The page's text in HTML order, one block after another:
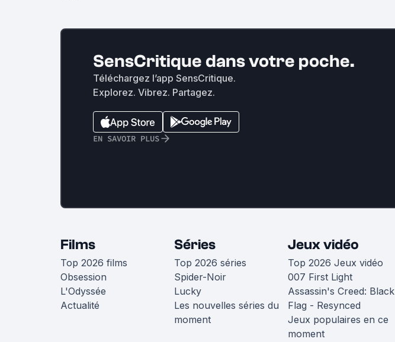
SensCritique dans votre poche.
Téléchargez l’app SensCritique.
Explorez. Vibrez. Partagez.
EN SAVOIR PLUS
Films
Top 2026 films
Obsession
L'Odyssée
Actualité
Séries
Top 2026 séries
Spider-Noir
Lucky
Les nouvelles séries du
moment
Jeux vidéo
Top 2026 Jeux vidéo
007 First Light
Assassin's Creed: Black
Flag - Resynced
Jeux populaires en ce
moment